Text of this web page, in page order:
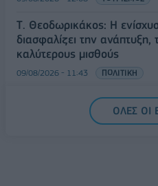
Τ. Θεοδωρικάκος: Η
διασφαλίζει την ανάπτυξη,
καλύτερους μισθούς
09/08/2026 - 11:43 ΠΟΛΙΤΙΚΗ
Υπ. Μεταφορών: Οριστική
πινακίδων κυκλοφορίας -
ΟΛΕΣ ΟΙ